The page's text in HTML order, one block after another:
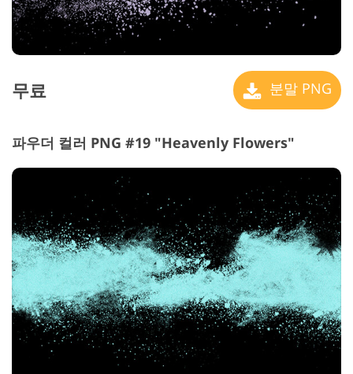
무료 분말 PNG
파우더 컬러 PNG #19 "Heavenly Flowers"